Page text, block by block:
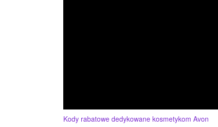
Kody rabatowe dedykowane kosmetykom Avon